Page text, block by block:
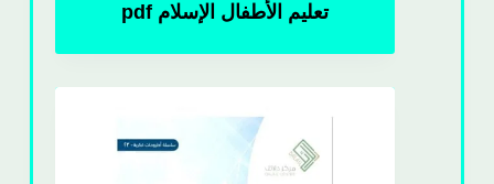
تعليم الأطفال الإسلام pdf